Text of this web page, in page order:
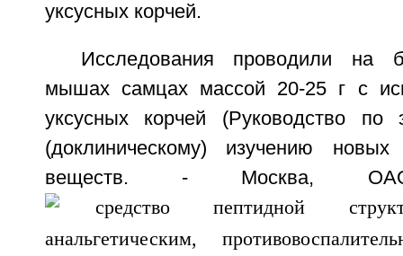
уксусных корчей.
Исследования проводили на
мышах самцах массой 20-25 г с
уксусных корчей (Руководство по
(доклиническому) изучению новых
веществ. - Москва, ОАО